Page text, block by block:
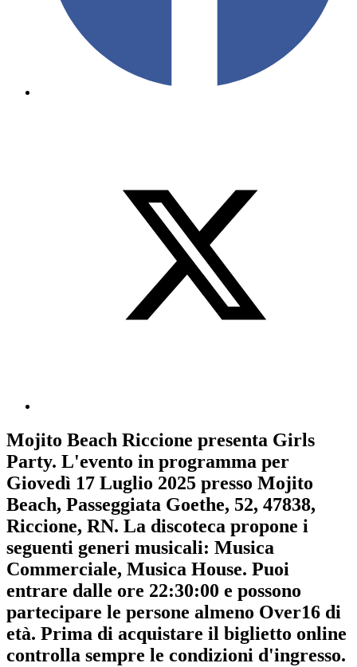
Mojito Beach Riccione presenta Girls
Party. L'evento in programma per
Giovedì 17 Luglio 2025 presso Mojito
Beach, Passeggiata Goethe, 52, 47838,
Riccione, RN. La discoteca propone i
seguenti generi musicali: Musica
Commerciale, Musica House. Puoi
entrare dalle ore 22:30:00 e possono
partecipare le persone almeno Over16 di
età. Prima di acquistare il biglietto online
controlla sempre le condizioni d'ingresso.